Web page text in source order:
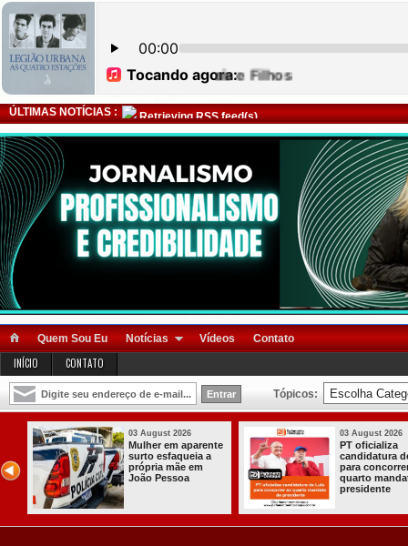
ÚLTIMAS NOTÍCIAS : Retrieving RSS feed(s)
Quem Sou Eu Notícias Vídeos Contato
INÍCIO CONTATO
Tópicos:
03 August 2026
Mulher em aparente
surto esfaqueia a
própria mãe em
João Pessoa
03 August 2026
PT oficializa
candidatura
para
quarto
presidente